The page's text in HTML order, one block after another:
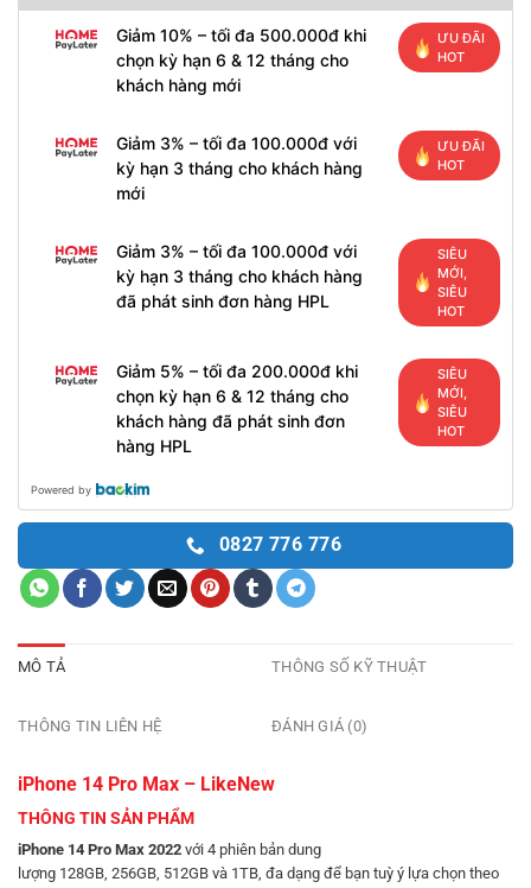
Giảm 10% – tối đa 500.000đ khi
chọn kỳ hạn 6 & 12 tháng cho
khách hàng mới
ƯU ĐÃI
HOT
Giảm 3% – tối đa 100.000đ với
kỳ hạn 3 tháng cho khách hàng
mới
ƯU ĐÃI
HOT
Giảm 3% – tối đa 100.000đ với
kỳ hạn 3 tháng cho khách hàng
đã phát sinh đơn hàng HPL
SIÊU
MỚI,
SIÊU
HOT
Giảm 5% – tối đa 200.000đ khi
chọn kỳ hạn 6 & 12 tháng cho
khách hàng đã phát sinh đơn
hàng HPL
SIÊU
MỚI,
SIÊU
HOT
Powered by
0827 776 776
MÔ TẢ
ĐÁNH GIÁ (0)
THÔNG SỐ KỸ THUẬT
THÔNG TIN LIÊN HỆ
iPhone 14 Pro Max – LikeNew
THÔNG TIN SẢN PHẨM
iPhone 14 Pro Max 2022 với 4 phiên bản dung
lượng 128GB, 256GB, 512GB và 1TB, đa dạng để bạn tuỳ ý lựa chọn theo